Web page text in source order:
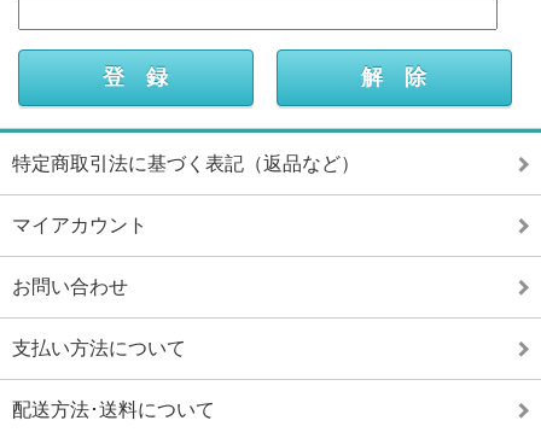
特定商取引法に基づく表記（返品など）
マイアカウント
お問い合わせ
支払い方法について
配送方法･送料について